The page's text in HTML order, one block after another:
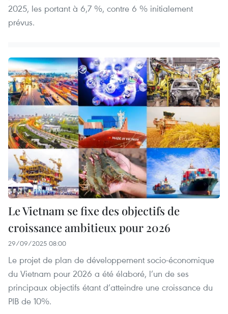
2025, les portant à 6,7 %, contre 6 % initialement
prévus.
Le Vietnam se fixe des objectifs de
croissance ambitieux pour 2026
29/09/2025 08:00
Le projet de plan de développement socio-économique
du Vietnam pour 2026 a été élaboré, l’un de ses
principaux objectifs étant d’atteindre une croissance du
PIB de 10%.